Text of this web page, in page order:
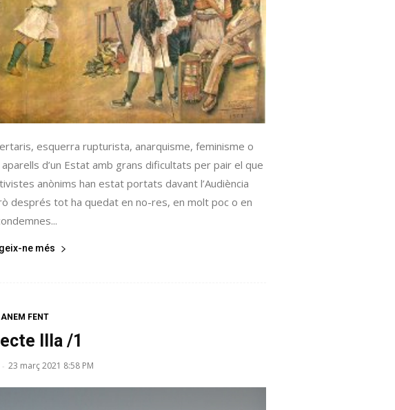
esquerra rupturista, anarquisme, feminisme o
d’un Estat amb grans dificultats per pair el que
anònims han estat portats davant l’Audiència
després tot ha quedat en no-res, en molt poc o en
ne més
ANEM FENT
Illa /1
- 23 març 2021 8:58 PM